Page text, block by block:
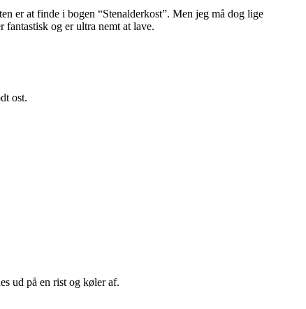
er at finde i bogen “Stenalderkost”. Men jeg må dog lige
fantastisk og er ultra nemt at lave.
ost.
ud på en rist og køler af.